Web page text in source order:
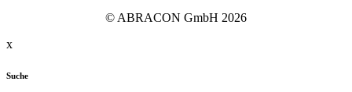
© ABRACON GmbH 2026
x
Suche